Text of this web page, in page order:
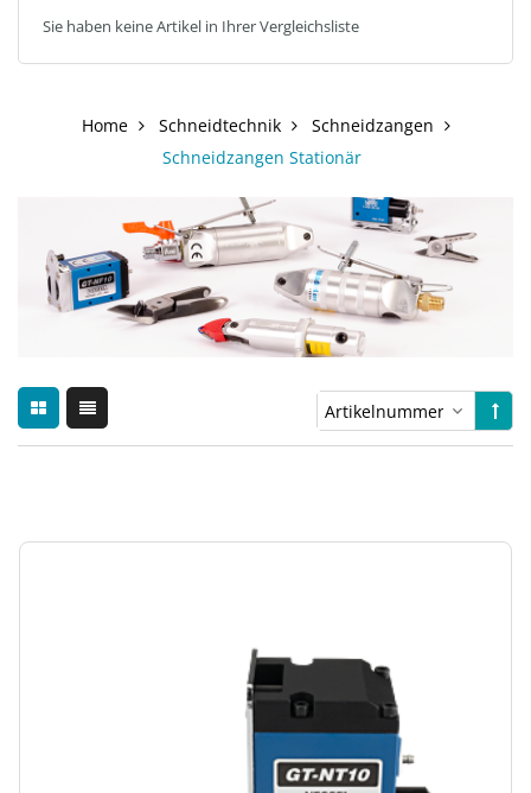
Sie haben keine Artikel in Ihrer Vergleichsliste
Home Schneidtechnik
Schneidzangen
Schneidzangen Stationär